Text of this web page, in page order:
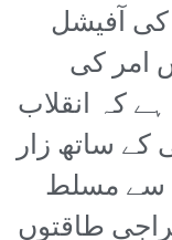
کی آفیشل
امر کی
کہ انقلاب
ساتھ زار
سے مسلط
طاقتوں